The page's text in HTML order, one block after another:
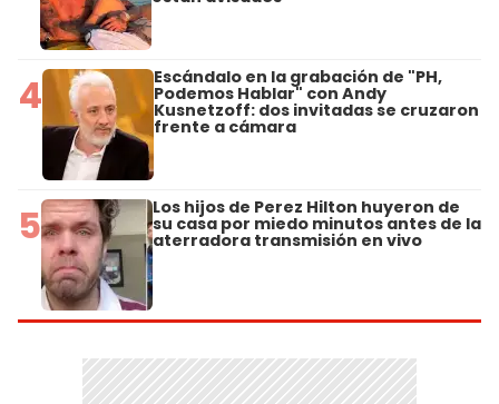
4 Escándalo en la grabación de "PH,
Podemos Hablar" con Andy
Kusnetzoff: dos invitadas se cruzaron
frente a cámara
5 Los hijos de Perez Hilton huyeron de
su casa por miedo minutos antes de la
aterradora transmisión en vivo